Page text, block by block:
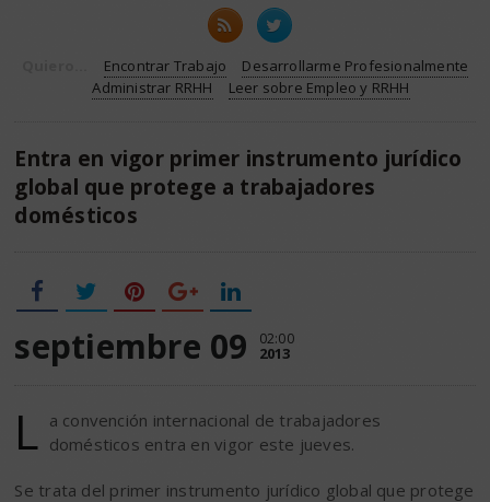
Encontrar Trabajo
Desarrollarme Profesionalmente
Administrar RRHH
Leer sobre Empleo y RRHH
Entra en vigor primer instrumento jurídico
global que protege a trabajadores
domésticos
septiembre 09 02:00
2013
L a convención internacional de trabajadores
domésticos entra en vigor este jueves.
Se trata del primer instrumento jurídico global que protege